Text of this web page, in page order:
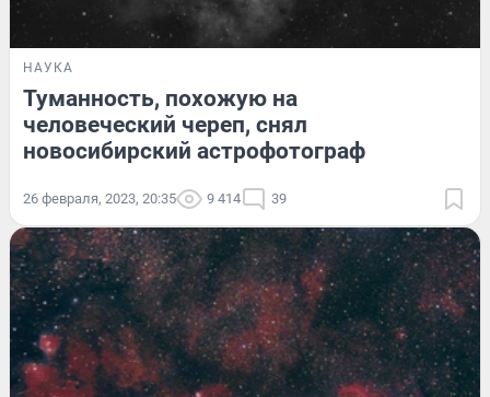
НАУКА
Туманность, похожую на
человеческий череп, снял
новосибирский астрофотограф
26 февраля, 2023, 20:35 9 414 39